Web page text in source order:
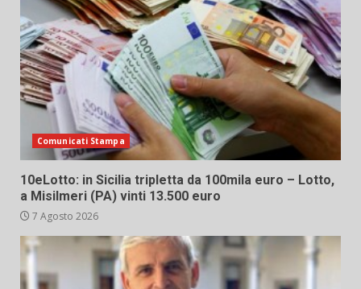
Comunicati Stampa
10eLotto: in Sicilia tripletta da 100mila euro – Lotto,
a Misilmeri (PA) vinti 13.500 euro
7 Agosto 2026